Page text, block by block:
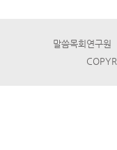
말씀목회연